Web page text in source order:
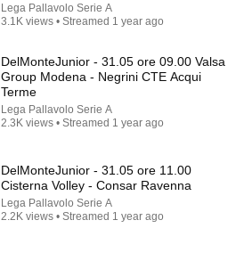
Lega Pallavolo Serie A
3.1K views • Streamed 1 year ago
DelMonteJunior - 31.05 ore 09.00 Valsa
Group Modena - Negrini CTE Acqui
Terme
Lega Pallavolo Serie A
2.3K views • Streamed 1 year ago
DelMonteJunior - 31.05 ore 11.00
Cisterna Volley - Consar Ravenna
Lega Pallavolo Serie A
2.2K views • Streamed 1 year ago